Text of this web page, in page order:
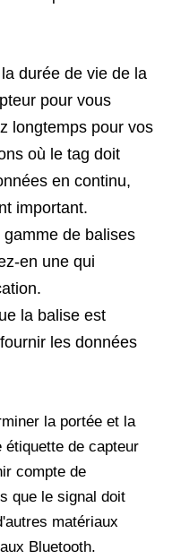
durée de vie de la
pour vous
longtemps pour vos
où le tag doit
en continu,
important.
de balises
en une qui
la balise est
les données
la portée et la
étiquette de capteur
compte de
que le signal doit
matériaux
Bluetooth.